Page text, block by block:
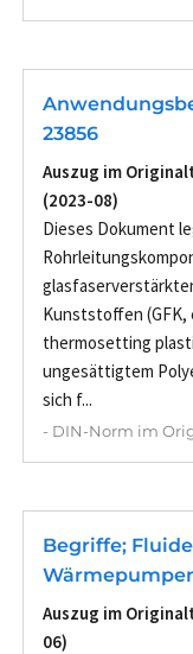
23856
Auszug im
(2023-08)
Dieses Dokument
Kunststoffen (GFK,
thermosetting
ungesättigtem
sich f...
- DIN-Norm im
Begriffe;
Auszug im
06)